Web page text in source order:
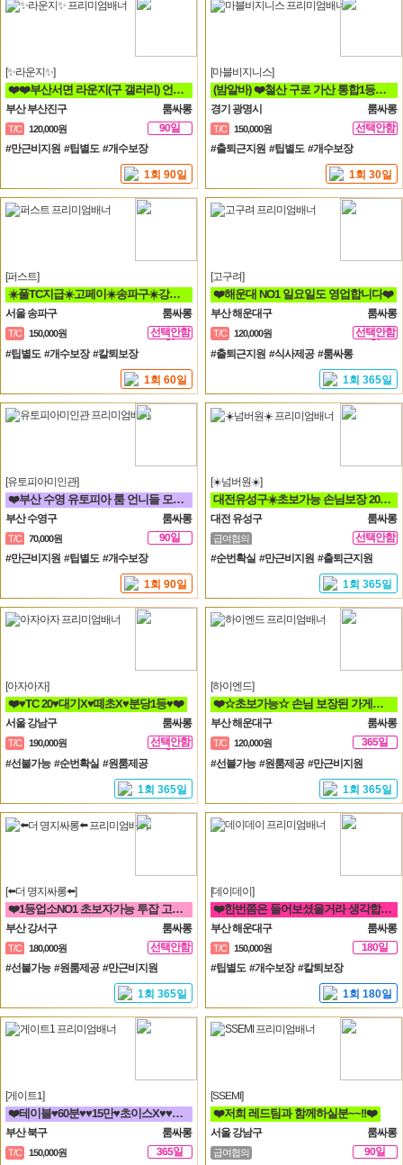
[✨라운지✨]
❤️❤️부산서면 라운지(구 갤러리) 언니들 모십니다❤️❤️
부산 부산진구 룸싸롱
T/C 120,000원
90일
#만근비지원 #팁별도 #개수보장
1회 90일
[마블비지니스]
(밤알바) ❤️철산 구로 가산 통합1등❤️신규모집❤️ 룸알바
경기 광명시 룸싸롱
T/C 150,000원
선택안함
일
#출퇴근지원 #팁별도 #개수보장
1회 30일
[퍼스트]
☀️풀TC지급☀️고페이☀️송파구☀️강남구☀️분당☀️가락동☀️역삼동☀️논현동☀️강동구☀️
서울 송파구 룸싸롱
T/C 150,000원
선택안함
일
#팁별도 #개수보장 #칼퇴보장
1회 60일
[고구려]
❤️해운대 NO1 일요일도 영업합니다❤️
부산 해운대구 룸싸롱
T/C 120,000원
선택안함
일
#출퇴근지원 #식사제공 #룸싸롱
1회 365일
[유토피아미인관]
❤️부산 수영 유토피아 룸 언니들 모십니다^^❤️
부산 수영구 룸싸롱
T/C 70,000원
90일
#만근비지원 #팁별도 #개수보장
1회 90일
[☀️넘버원☀️]
대전유성구☀️초보가능 손님보장 20대30대가족모집☀️
대전 유성구 룸싸롱
급여협의
선택안함
일
#순번확실 #만근비지원 #출퇴근지원
1회 365일
[아자아자]
❤️♥TC 20♥대기X♥떼초X♥분당1등♥❤️
서울 강남구 룸싸롱
T/C 190,000원
선택안함
일
#선불가능 #순번확실 #원룸제공
1회 365일
[하이엔드]
❤️☆초보가능☆ 손님 보장된 가게에서 돈 버시는데만 집중하세요!!❤️
부산 해운대구 룸싸롱
T/C 120,000원
365일
#선불가능 #원룸제공 #만근비지원
1회 365일
[⬅️더 명지싸롱⬅️]
❤️1등업소NO1 초보자가능 투잡 고페이갯수보장❤️
부산 강서구 룸싸롱
T/C 180,000원
선택안함
일
#선불가능 #원룸제공 #만근비지원
1회 365일
[데이데이]
❤️한번쯤은 들어보셨을거라 생각합니다 해운대 하면 퀄리티 입니다❤️
부산 해운대구 룸싸롱
T/C 150,000원
180일
#팁별도 #개수보장 #칼퇴보장
1회 180일
[게이트1]
❤️테이블♥60분♥♥15만♥초이스X♥♥해운대서면연산동동래하단온천장룸빠룸싸롱❤️
부산 북구 룸싸롱
T/C 150,000원
365일
[SSEMI]
❤️저희 레드팀과 함께하실분~~!!❤️
서울 강남구 룸싸롱
급여협의
90일